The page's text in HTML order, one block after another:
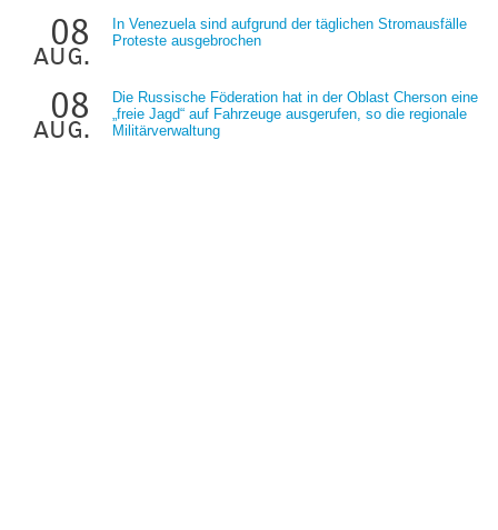
08
aug.
In Venezuela sind aufgrund der täglichen Stromausfälle
Proteste ausgebrochen
08
aug.
Die Russische Föderation hat in der Oblast Cherson eine
„freie Jagd“ auf Fahrzeuge ausgerufen, so die regionale
Militärverwaltung